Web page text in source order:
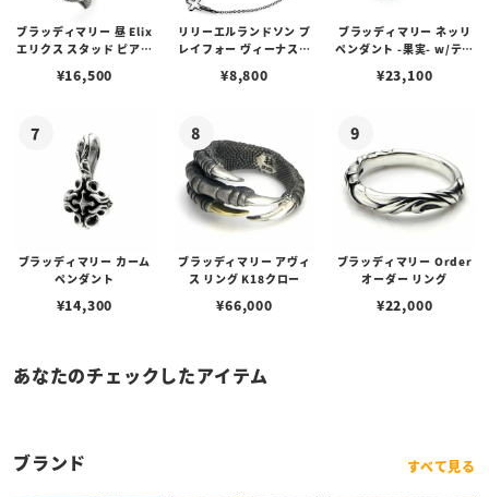
ブラッディマリー 昼 Elix
エリクス スタッド ピアス
¥16,500
リリーエルランドソン プ
レイフォー ヴィーナスチ
¥8,800
ブラッディマリー ネッリ
ペンダント -果実- w/ティ
¥23,100
ブラッディマリー カーム
ペンダント
¥14,300
ブラッディマリー アヴィ
ス リング K18クロー
¥66,000
ブラッディマリー Order
オーダー リング
¥22,000
あなたのチェックしたアイテム
ブランド すべて見る